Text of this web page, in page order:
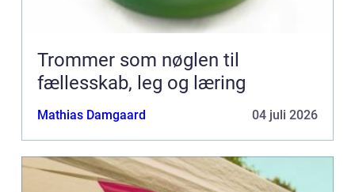
Trommer som nøglen til
fællesskab, leg og læring
Mathias Damgaard 04 juli 2026